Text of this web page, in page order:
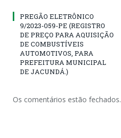
PREGÃO ELETRÔNICO
9/2023-059-PE (REGISTRO
DE PREÇO PARA AQUISIÇÃO
DE COMBUSTÍVEIS
AUTOMOTIVOS, PARA
PREFEITURA MUNICIPAL
DE JACUNDÁ.)
Os comentários estão fechados.